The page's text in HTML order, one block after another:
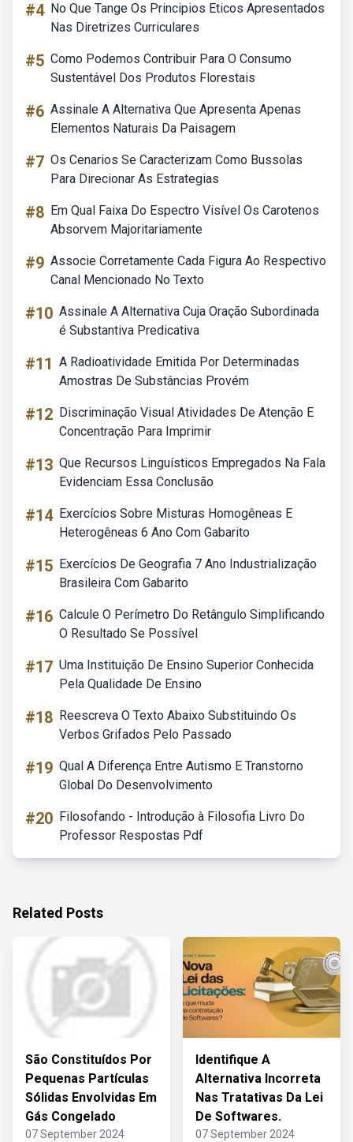
#4 No Que Tange Os Principios Eticos Apresentados
Nas Diretrizes Curriculares
#5 Como Podemos Contribuir Para O Consumo
Sustentável Dos Produtos Florestais
#6 Assinale A Alternativa Que Apresenta Apenas
Elementos Naturais Da Paisagem
#7 Os Cenarios Se Caracterizam Como Bussolas
Para Direcionar As Estrategias
#8 Em Qual Faixa Do Espectro Visível Os Carotenos
Absorvem Majoritariamente
#9 Associe Corretamente Cada Figura Ao Respectivo
Canal Mencionado No Texto
#10 Assinale A Alternativa Cuja Oração Subordinada
é Substantiva Predicativa
#11 A Radioatividade Emitida Por Determinadas
Amostras De Substâncias Provém
#12 Discriminação Visual Atividades De Atenção E
Concentração Para Imprimir
#13 Que Recursos Linguísticos Empregados Na Fala
Evidenciam Essa Conclusão
#14 Exercícios Sobre Misturas Homogêneas E
Heterogêneas 6 Ano Com Gabarito
#15 Exercícios De Geografia 7 Ano Industrialização
Brasileira Com Gabarito
#16 Calcule O Perímetro Do Retângulo Simplificando
O Resultado Se Possível
#17 Uma Instituição De Ensino Superior Conhecida
Pela Qualidade De Ensino
#18 Reescreva O Texto Abaixo Substituindo Os
Verbos Grifados Pelo Passado
#19 Qual A Diferença Entre Autismo E Transtorno
Global Do Desenvolvimento
#20 Filosofando - Introdução à Filosofia Livro Do
Professor Respostas Pdf
Related Posts
São Constituídos Por
Pequenas Partículas
Sólidas Envolvidas Em
Gás Congelado
07 September 2024
Identifique A
Alternativa Incorreta
Nas Tratativas Da Lei
De Softwares.
07 September 2024